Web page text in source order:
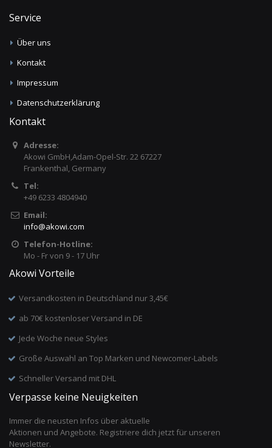
Service
Über uns
Kontakt
Impressum
Datenschutzerklärung
Kontakt
Adresse:
Akowi GmbH,Adam-Opel-Str. 22 67227
Frankenthal, Germany
Tel:
+49 6233 4804940
Email:
info@akowi.com
Telefon-Hotline:
Mo - Fr von 9 - 17 Uhr
Akowi Vorteile
Versandkosten in Deutschland nur 3,45€
ab 70€ kostenloser Versand in DE
Jede Woche neue Styles
Große Auswahl an Top Marken und Newcomer-Labels
Schneller Versand mit DHL
Verpasse keine Neuigkeiten
Immer die neusten Infos über aktuelle
Aktionen und Angebote. Registriere dich jetzt für unseren
Newsletter.